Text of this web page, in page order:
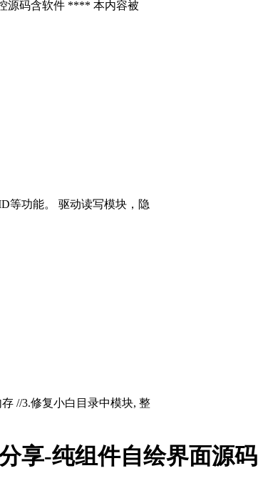
源码含软件 **** 本内容被
等功能。 驱动读写模块，隐
//3.修复小白目录中模块, 整
享-纯组件自绘界面源码